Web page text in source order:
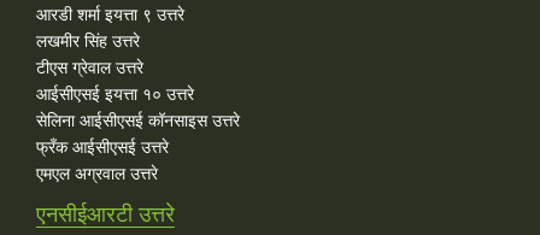
आरडी शर्मा इयत्ता ९ उत्तरे
लखमीर सिंह उत्तरे
टीएस ग्रेवाल उत्तरे
आईसीएसई इयत्ता १० उत्तरे
सेलिना आईसीएसई कॉनसाइस उत्तरे
फ्रँक आईसीएसई उत्तरे
एमएल अग्रवाल उत्तरे
एनसीईआरटी उत्तरे